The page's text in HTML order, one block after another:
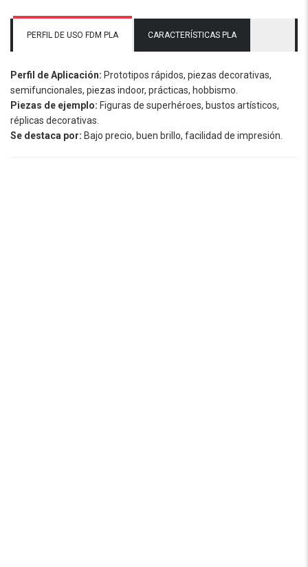
PERFIL DE USO FDM PLA CARACTERÍSTICAS PLA
Perfil de Aplicación: Prototipos rápidos, piezas decorativas,
semifuncionales, piezas indoor, prácticas, hobbismo.
Piezas de ejemplo: Figuras de superhéroes, bustos artísticos,
réplicas decorativas.
Se destaca por: Bajo precio, buen brillo, facilidad de impresión.